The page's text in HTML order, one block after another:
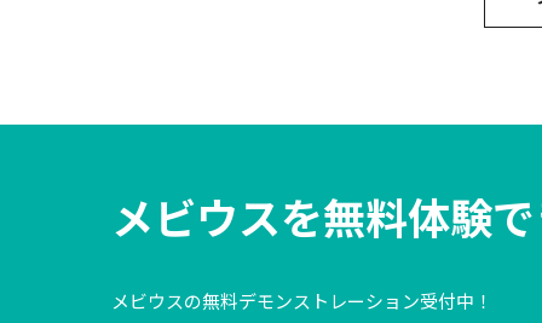
メビウスを無料体験
メビウスの無料デモンストレーション受付中！